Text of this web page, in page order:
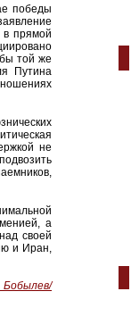
победы
в прямой
той же
Путина
не
а
своей
и Иран,